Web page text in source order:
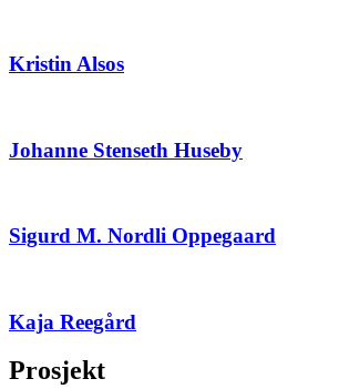
Kristin Alsos
Johanne Stenseth Huseby
Sigurd M. Nordli Oppegaard
Kaja Reegård
Prosjekt